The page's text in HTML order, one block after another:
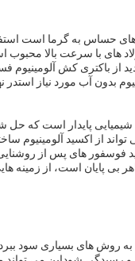
های حساس به گرما است
های با سرعت بالا
بدون آب مورد نیاز
شیمیایی پایدار است که
از اکسید آلومینیوم
تولید فوسفور های پس از
پایان است، از زمینه
به روش های بسیاری سود